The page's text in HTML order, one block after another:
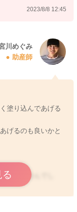
2023/8/8 12:45
川めぐみ
助産師
塗り込んであげる
げるのも良いかと
ありませんでし
護材をかかりつけ